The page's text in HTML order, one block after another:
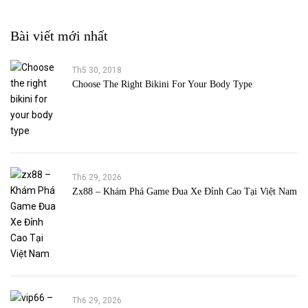
Bài viết mới nhất
Th5 30, 2018
Choose The Right Bikini For Your Body Type
Th6 29, 2026
Zx88 – Khám Phá Game Đua Xe Đỉnh Cao Tại Việt Nam
Th6 29, 2026